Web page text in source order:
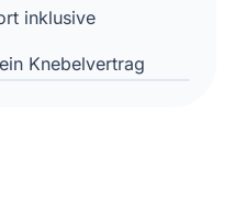
inklusive
Knebelvertrag